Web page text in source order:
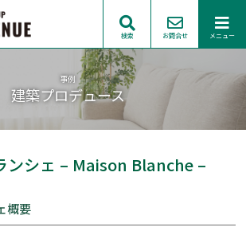
検索 お問合せ メニュー
事例
建築プロデュース
ンシェ – Maison Blanche –
概要